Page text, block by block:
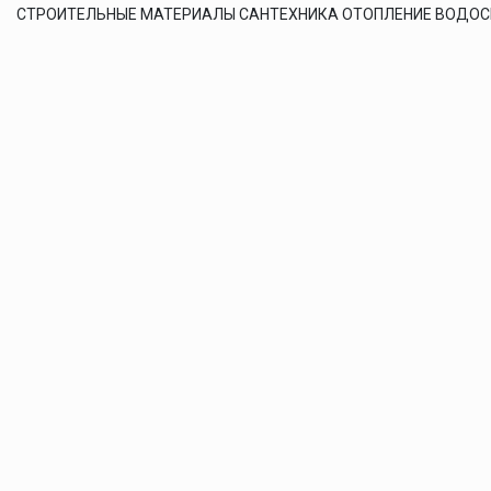
СТРОИТЕЛЬНЫЕ МАТЕРИАЛЫ САНТЕХНИКА ОТОПЛЕНИЕ